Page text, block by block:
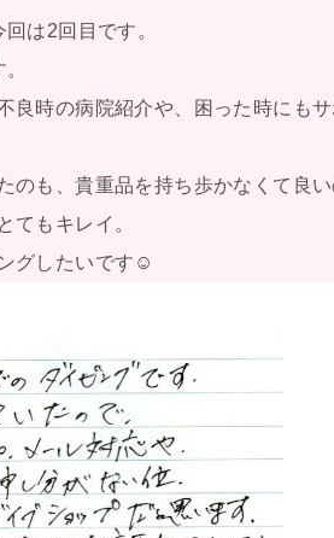
は2回目です。
良時の病院紹介や、困った時にも
のも、貴重品を持ち歩かなくて良い
てもキレイ。
グしたいです☺